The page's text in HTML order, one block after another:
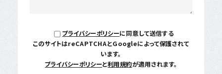
プライバシーポリシーに同意して送信する
このサイトはreCAPTCHAとGoogleによって保護されて
います。
プライバシーポリシーと利用規約が適用されます。